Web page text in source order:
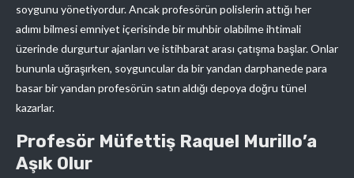
soygunu yönetiyordur. Ancak profesörün polislerin attığı her
adımı bilmesi emniyet içerisinde bir muhbir olabilme ihtimali
üzerinde durgurtur ajanları ve istihbarat arası çatışma başlar. Onlar
bununla uğraşırken, soyguncular da bir yandan darphanede para
basar bir yandan profesörün satın aldığı depoya doğru tünel
kazarlar.
Profesör Müfettiş Raquel Murillo’a
Aşık Olur